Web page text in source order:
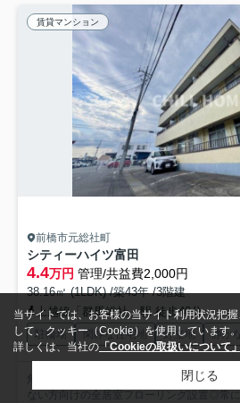
賃貸マンション
前橋市元総社町
シティーハイツ富田
4.4万円 管理/共益費2,000円
38.16㎡ (1LDK) /築43年 /3階建
上越線「群馬総社」駅 徒歩40分
駐輪場 閑静な住宅地 好立地 静か
角部屋で人通りが少なく、防犯的にも安心
ない方向けの全居室フローリング設置◎常
当サイトでは、お客様の当サイト利用状況把
して、クッキー（Cookie）を使用しています。
詳しくは、当社の「Cookieの取扱いについて
閉じる